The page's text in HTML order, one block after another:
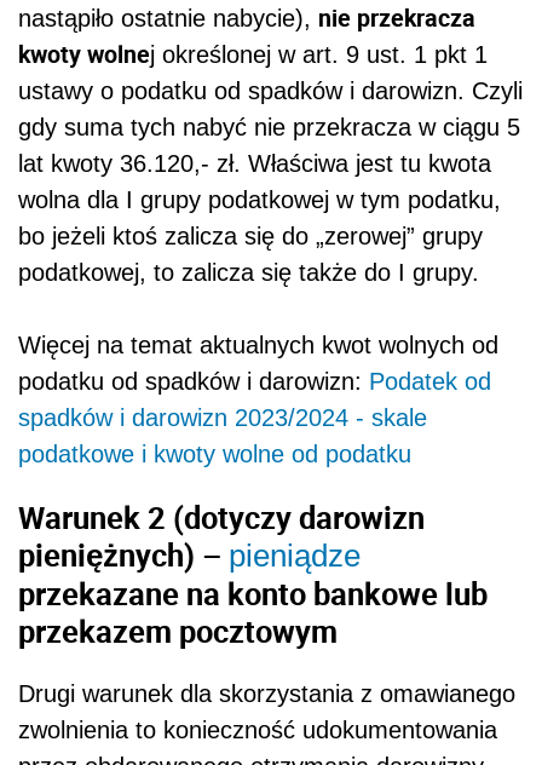
nastąpiło ostatnie nabycie), nie przekracza
kwoty wolnej określonej w art. 9 ust. 1 pkt 1
ustawy o podatku od spadków i darowizn. Czyli
gdy suma tych nabyć nie przekracza w ciągu 5
lat kwoty 36.120,- zł. Właściwa jest tu kwota
wolna dla I grupy podatkowej w tym podatku,
bo jeżeli ktoś zalicza się do „zerowej” grupy
podatkowej, to zalicza się także do I grupy.
Więcej na temat aktualnych kwot wolnych od
podatku od spadków i darowizn: Podatek od
spadków i darowizn 2023/2024 - skale
podatkowe i kwoty wolne od podatku
Warunek 2 (dotyczy darowizn
pieniężnych) – pieniądze
przekazane na konto bankowe lub
przekazem pocztowym
Drugi warunek dla skorzystania z omawianego
zwolnienia to konieczność udokumentowania